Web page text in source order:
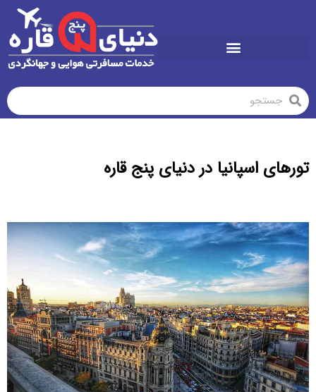
تورهای اسپانیا در دنیای پنج قاره